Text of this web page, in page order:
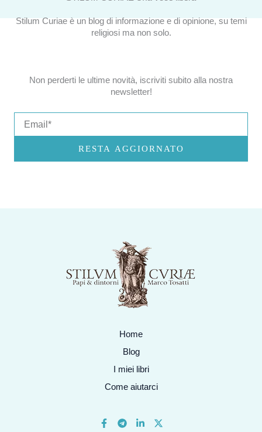
Stilum Curiae è un blog di informazione e di opinione, su temi
religiosi ma non solo.
Non perderti le ultime novità, iscriviti subito alla nostra
newsletter!
RESTA AGGIORNATO
Home
Blog
I miei libri
Come aiutarci